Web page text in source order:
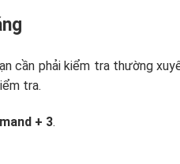
cần phải kiểm tra thường
tra.
+ 3.